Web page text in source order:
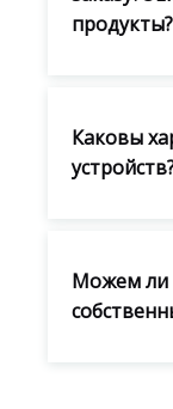
продукты?
Каковы
Можем ли